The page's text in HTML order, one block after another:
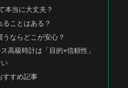
本当に大丈夫？
ことはある？
うならどこが安心？
高級時計は「目的×信頼性」
すすめ記事